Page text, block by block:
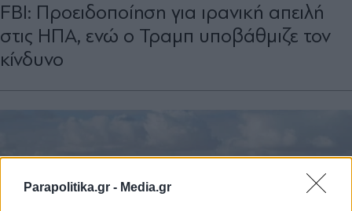
Parapolitika.gr - Media.gr
FBI: Προειδοποίηση για ιρανική απειλή
στις ΗΠΑ, ενώ ο Τραμπ υποβάθμιζε τον
κίνδυνο